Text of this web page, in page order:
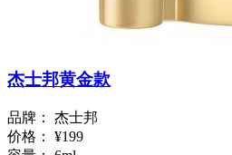
杰士邦黄金款
品牌：
杰士邦
价格：
¥199